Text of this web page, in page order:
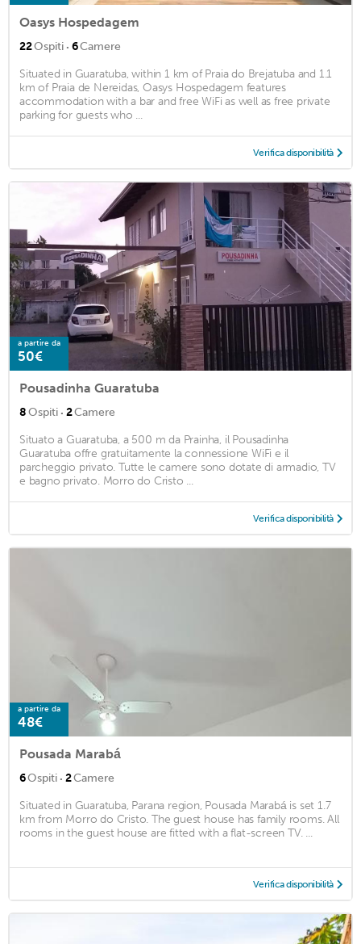
Oasys Hospedagem
22Ospiti · 6Camere
Situated in Guaratuba, within 1 km of Praia do Brejatuba and 1.1
km of Praia de Nereidas, Oasys Hospedagem features
accommodation with a bar and free WiFi as well as free private
parking for guests who ...
Verifica disponibilità
a partire da
50€
Pousadinha Guaratuba
8Ospiti · 2Camere
Situato a Guaratuba, a 500 m da Prainha, il Pousadinha
Guaratuba offre gratuitamente la connessione WiFi e il
parcheggio privato. Tutte le camere sono dotate di armadio, TV
e bagno privato. Morro do Cristo ...
Verifica disponibilità
a partire da
48€
Pousada Marabá
6Ospiti · 2Camere
Situated in Guaratuba, Parana region, Pousada Marabá is set 1.7
km from Morro do Cristo. The guest house has family rooms. All
rooms in the guest house are fitted with a flat-screen TV. ...
Verifica disponibilità